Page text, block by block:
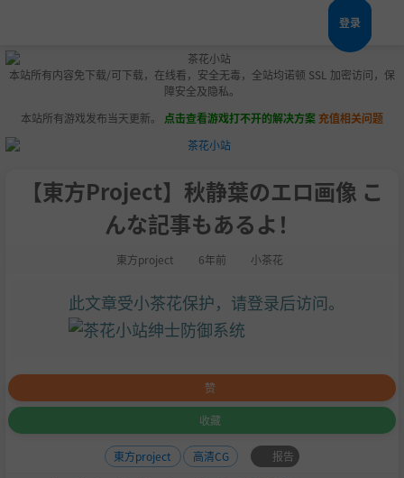
登录
本站所有内容免下载/可下载，在线看，安全无毒，全站均诺顿 SSL 加密访问，保
障安全及隐私。
本站所有游戏发布当天更新。 点击查看游戏打不开的解决方案充值相关问题
【東方Project】秋静葉のエロ画像 こ
んな記事もあるよ！
東方project 6年前 小茶花
此文章受小茶花保护，请登录后访问。
赞
收藏
東方project 高清CG 报告